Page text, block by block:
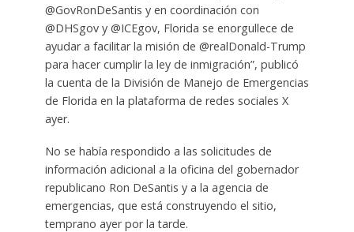
@GovRonDeSantis y en coordinación con
@DHSgov y @ICEgov, Florida se enorgullece de
ayudar a facilitar la misión de @realDonald-Trump
para hacer cumplir la ley de inmigración”, publicó
la cuenta de la División de Manejo de Emergencias
de Florida en la plataforma de redes sociales X
ayer.
No se había respondido a las solicitudes de
información adicional a la oficina del gobernador
republicano Ron DeSantis y a la agencia de
emergencias, que está construyendo el sitio,
temprano ayer por la tarde.